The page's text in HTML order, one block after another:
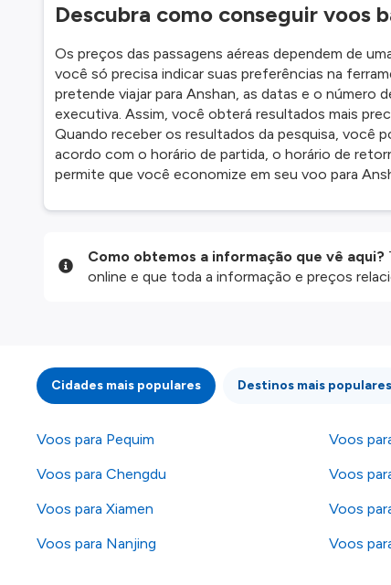
Descubra como conseguir voos
Os preços das passagens aéreas dependem de
você só precisa indicar suas preferências na
pretende viajar para Anshan, as datas e o número
executiva. Assim, você obterá resultados mais
Quando receber os resultados da pesquisa, você
acordo com o horário de partida, o horário de
permite que você economize em seu voo para
Como obtemos a informação que vê aqui?
online e que toda a informação e preços
Cidades mais populares Destinos mais populares
Voos para Pequim Voos
Voos para Chengdu
Voos
Voos para Xiamen
Voos
Voos para Nanjing
Voos